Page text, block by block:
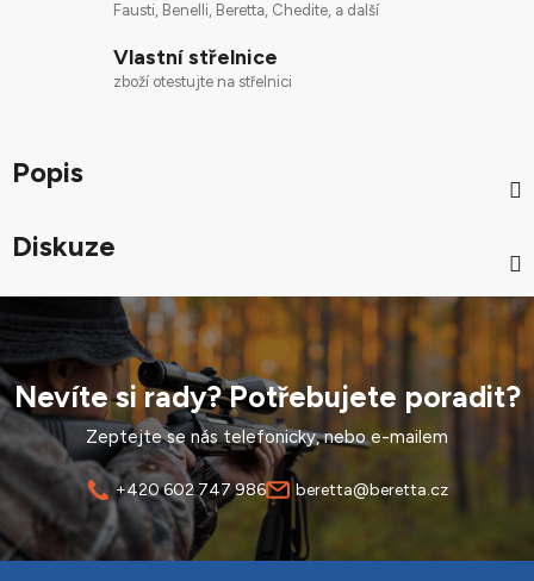
Fausti, Benelli, Beretta, Chedite, a další
Vlastní střelnice
zboží otestujte na střelnici
Popis
Diskuze
Nevíte si rady? Potřebujete poradit?
Zeptejte se nás telefonicky, nebo e-mailem
+420 602 747 986 beretta@beretta.cz